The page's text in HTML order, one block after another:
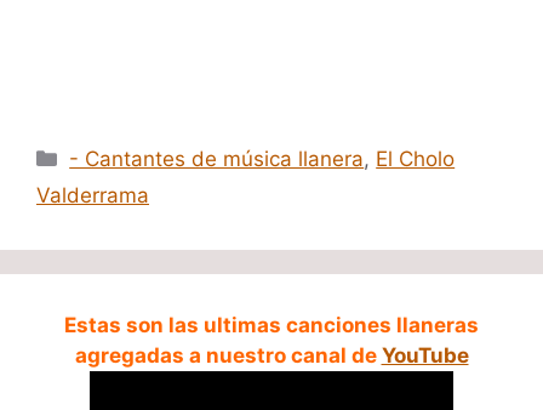
Categorías
- Cantantes de música llanera, El Cholo
Valderrama
Estas son las ultimas canciones llaneras
agregadas a nuestro canal de YouTube